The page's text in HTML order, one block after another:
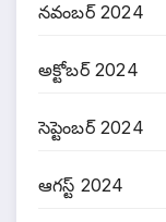
నవంబర్ 2024
అక్టోబర్ 2024
సెప్టెంబర్ 2024
ఆగస్ట్ 2024